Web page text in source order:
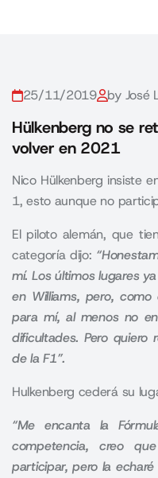
25/11/2019 by José
Hülkenberg no se
volver en 2021
Nico Hülkenberg insiste
1, esto aunque no
El piloto alemán, que
categoría dijo:
mí. Los últimos lugares
en Williams, pero,
para mí, al menos no
dificultades. Pero
de la F1”.
Hulkenberg cederá su
“Me encanta la
competencia, creo
participar, pero la